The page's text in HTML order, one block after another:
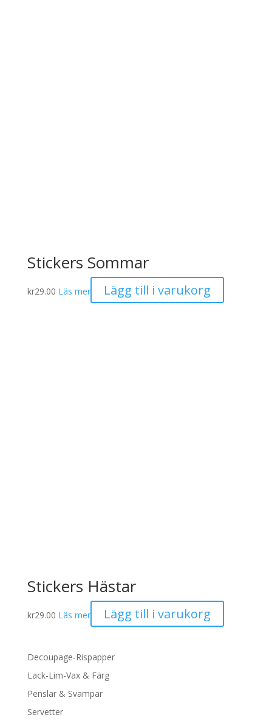
Stickers Sommar
kr29.00 Läs mer Lägg till i varukorg
Stickers Hästar
kr29.00 Läs mer Lägg till i varukorg
Decoupage-Rispapper
Lack-Lim-Vax & Färg
Penslar & Svampar
Servetter